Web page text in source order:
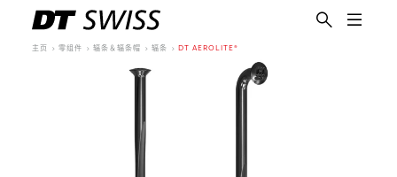
主页 零组件 辐条＆辐条帽 辐条 DT AEROLITE®